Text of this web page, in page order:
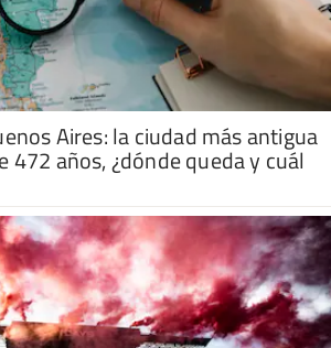
Aires: la ciudad más antigua
472 años, ¿dónde queda y cuál